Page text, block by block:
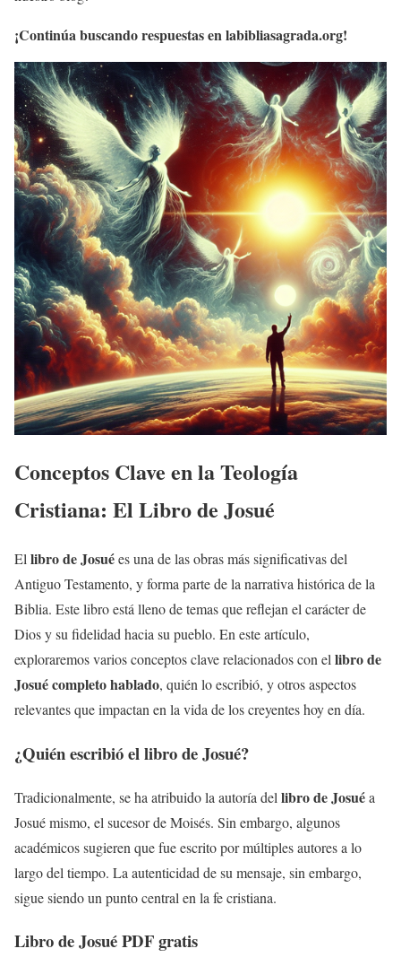
¡Continúa buscando respuestas en labibliasagrada.org!
Conceptos Clave en la Teología
Cristiana: El Libro de Josué
El libro de Josuées una de las obras más significativas del
Antiguo Testamento, y forma parte de la narrativa histórica de la
Biblia. Este libro está lleno de temas que reflejan el carácter de
Dios y su fidelidad hacia su pueblo. En este artículo,
exploraremos varios conceptos clave relacionados con el libro de
Josué completo hablado, quién lo escribió, y otros aspectos
relevantes que impactan en la vida de los creyentes hoy en día.
¿Quién escribió ellibro de Josué?
Tradicionalmente, se ha atribuido la autoría del libro de Josuéa
Josué mismo, el sucesor de Moisés. Sin embargo, algunos
académicos sugieren que fue escrito por múltiples autores a lo
largo del tiempo. La autenticidad de su mensaje, sin embargo,
sigue siendo un punto central en la fe cristiana.
Libro de Josué PDF gratis